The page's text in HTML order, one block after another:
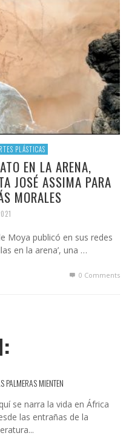
PLÁSTICAS
EN LA ARENA,
JOSÉ ASSIMA PARA
MORALES
Moya publicó en sus redes
en la arena’, una …
0 Comments
PALMERAS MIENTEN
se narra la vida en África
las entrañas de la